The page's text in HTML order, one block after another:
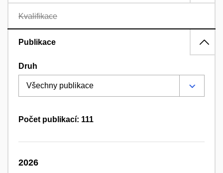
Kvalifikace
Publikace
Druh
Počet publikací: 111
2026